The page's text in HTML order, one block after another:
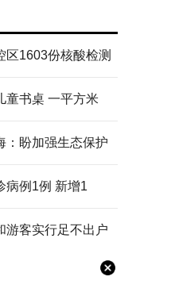
区1603份核酸检测
童书桌 一平方米
：盼加强生态保护
二连浩特新增本土确诊病例1例 新增1
游客实行足不出户